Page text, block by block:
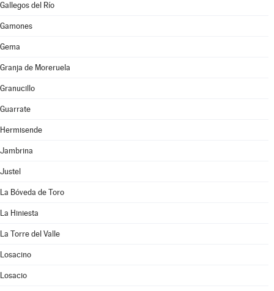
Gallegos del Río
Gamones
Gema
Granja de Moreruela
Granucillo
Guarrate
Hermisende
Jambrina
Justel
La Bóveda de Toro
La Hiniesta
La Torre del Valle
Losacino
Losacio